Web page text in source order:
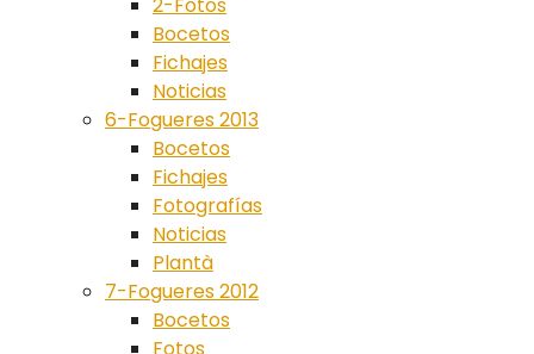
Bocetos
Fichajes
Noticias
6-Fogueres 2013
Bocetos
Fichajes
Fotografías
Noticias
Plantà
7-Fogueres 2012
Bocetos